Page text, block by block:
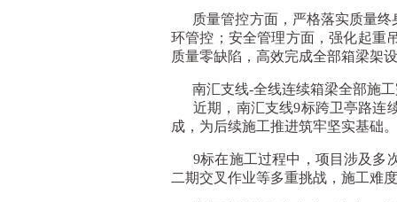
质量管控方面，严格落实质量终
环管控；安全管理方面，强化起重
质量零缺陷，高效完成全部箱梁架
南汇支线-全线连续箱梁全部施
近期，南汇支线9标跨卫亭路连
成，为后续施工推进筑牢坚实基础。
9标在施工过程中，项目涉及多
二期交叉作业等多重挑战，施工难